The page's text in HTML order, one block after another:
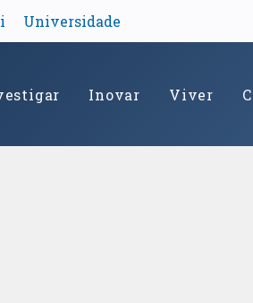
Universidade
Inovar Viver